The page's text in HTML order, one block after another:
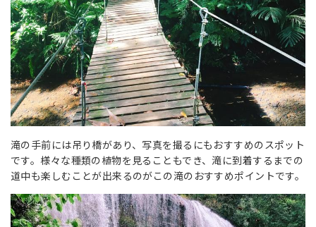
滝の手前には吊り橋があり、写真を撮るにもおすすめのスポット
です。様々な種類の植物を見ることもでき、滝に到着するまでの
道中も楽しむことが出来るのがこの滝のおすすめポイントです。